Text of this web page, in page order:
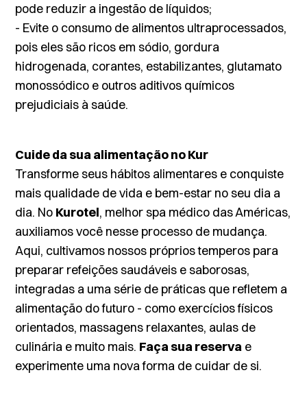
pode reduzir a ingestão de líquidos;
- Evite o consumo de alimentos ultraprocessados,
pois eles são ricos em sódio, gordura
hidrogenada, corantes, estabilizantes, glutamato
monossódico e outros aditivos químicos
prejudiciais à saúde.
Cuide da sua alimentação no Kur
Transforme seus hábitos alimentares e conquiste
mais qualidade de vida e bem-estar no seu dia a
dia. No Kurotel, melhor spa médico das Américas,
auxiliamos você nesse processo de mudança.
Aqui, cultivamos nossos próprios temperos para
preparar refeições saudáveis e saborosas,
integradas a uma série de práticas que refletem a
alimentação do futuro - como exercícios físicos
orientados, massagens relaxantes, aulas de
culinária e muito mais. Faça sua reserva e
experimente uma nova forma de cuidar de si.